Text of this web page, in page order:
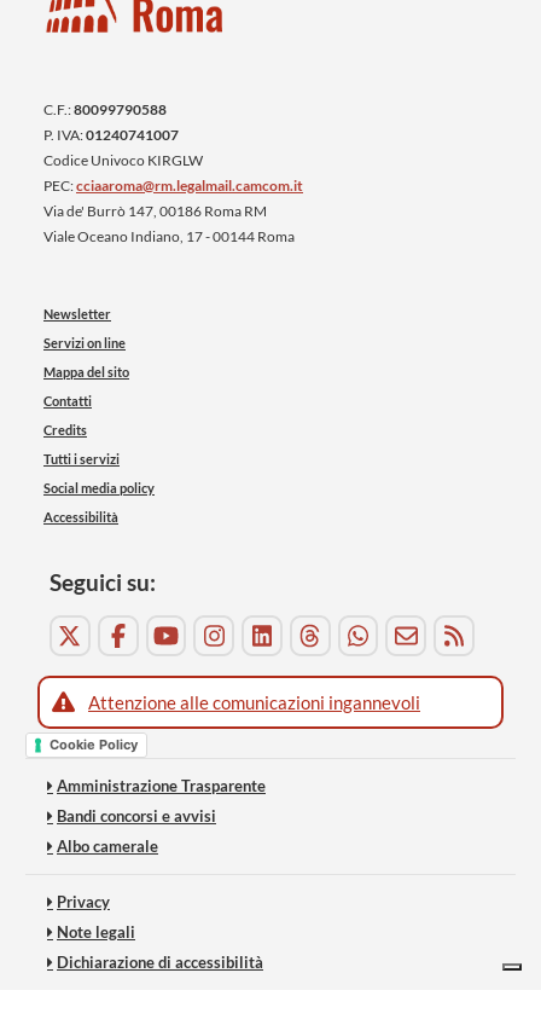
C.F.:80099790588
P. IVA:01240741007
Codice Univoco KIRGLW
PEC:cciaaroma@rm.legalmail.camcom.it
Via de' Burrò 147, 00186 Roma RM
Viale Oceano Indiano, 17 - 00144 Roma
Newsletter
Servizi on line
Mappa del sito
Contatti
Credits
Tutti i servizi
Social media policy
Accessibilità
Seguici su:
Attenzione alle comunicazioni ingannevoli
Cookie Policy
Amministrazione Trasparente
Bandi concorsi e avvisi
Albo camerale
Privacy
Note legali
Dichiarazione di accessibilità